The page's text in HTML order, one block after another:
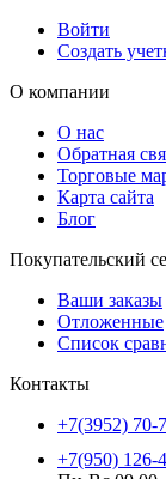
Войти
Создать
О компании
О нас
Обратная
Торговые
Карта сайта
Блог
Покупательский
Ваши заказы
Отложенные
Список
Контакты
+7(3952) 70-
+7(950) 126-